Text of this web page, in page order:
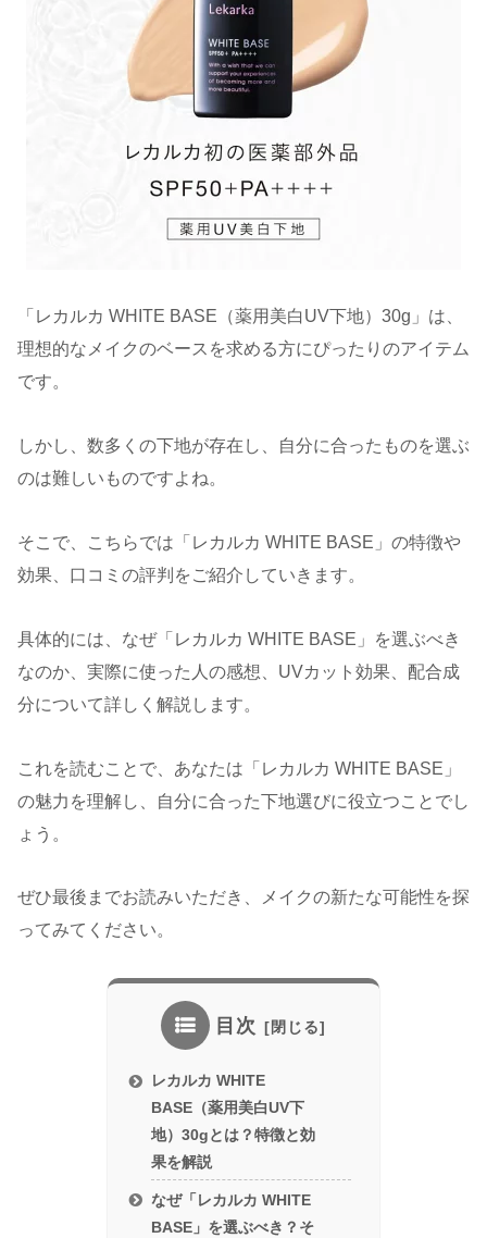
「レカルカ WHITE BASE（薬用美白UV下地）30g」は、
理想的なメイクのベースを求める方にぴったりのアイテム
です。
しかし、数多くの下地が存在し、自分に合ったものを選ぶ
のは難しいものですよね。
そこで、こちらでは「レカルカ WHITE BASE」の特徴や
効果、口コミの評判をご紹介していきます。
具体的には、なぜ「レカルカ WHITE BASE」を選ぶべき
なのか、実際に使った人の感想、UVカット効果、配合成
分について詳しく解説します。
これを読むことで、あなたは「レカルカ WHITE BASE」
の魅力を理解し、自分に合った下地選びに役立つことでし
ょう。
ぜひ最後までお読みいただき、メイクの新たな可能性を探
ってみてください。
目次
レカルカ WHITE
BASE（薬用美白UV下
地）30gとは？特徴と効
果を解説
なぜ「レカルカ WHITE
BASE」を選ぶべき？そ